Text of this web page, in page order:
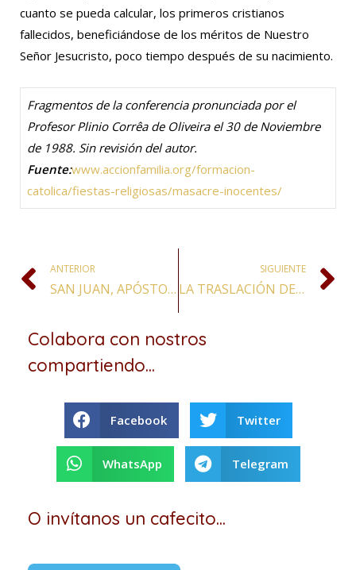
cuanto se pueda calcular, los primeros cristianos
fallecidos, beneficiándose de los méritos de Nuestro
Señor Jesucristo, poco tiempo después de su nacimiento.
Fragmentos de la conferencia pronunciada por el
Profesor Plinio Corrêa de Oliveira el 30 de Noviembre
de 1988. Sin revisión del autor.
Fuente:www.accionfamilia.org/formacion-
catolica/fiestas-religiosas/masacre-inocentes/
ANTERIOR
SAN JUAN, APÓSTOL, EVANGELISTA, VIRGEN Y MARTIR
SIGUIENTE
LA TRASLACIÓN DE SANTIAGO, APÓSTOL
Colabora con nostros
compartiendo...
Facebook Twitter
WhatsApp Telegram
O invítanos un cafecito...